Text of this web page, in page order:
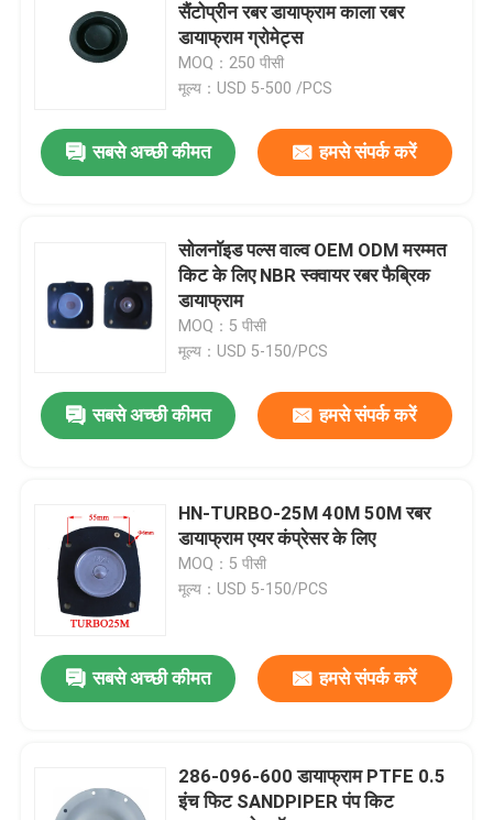
समाचार
उद्धरण मांगें
वाल्व रबर डायाफ्राम
पल्स वाल्व डायाफ्राम
वायवीय वाल्व डायाफ्राम
समग्र डायाफ्राम
रबर निकला हुआ किनारा गैसकेट
सैंटोप्रीन रबर डायाफ्राम काला रबर
डायाफ्राम ग्रोमेट्स
MOQ：250 पीसी
मूल्य：USD 5-500 /PCS
सबसे अच्छी कीमत हमसे संपर्क करें
सोलनॉइड पल्स वाल्व OEM ODM मरम्मत
किट के लिए NBR स्क्वायर रबर फैब्रिक
डायाफ्राम
MOQ：5 पीसी
मूल्य：USD 5-150/PCS
सबसे अच्छी कीमत हमसे संपर्क करें
HN-TURBO-25M 40M 50M रबर
डायाफ्राम एयर कंप्रेसर के लिए
MOQ：5 पीसी
मूल्य：USD 5-150/PCS
सबसे अच्छी कीमत हमसे संपर्क करें
286-096-600 डायाफ्राम PTFE 0.5
इंच फिट SANDPIPER पंप किट